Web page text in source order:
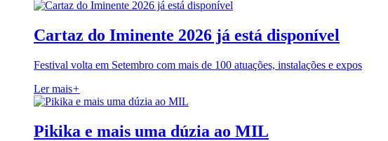
Cartaz do Iminente 2026 já está disponível
Festival volta em Setembro com mais de 100 atuações, instalações e expos
Ler mais+
Pikika e mais uma dúzia ao MIL